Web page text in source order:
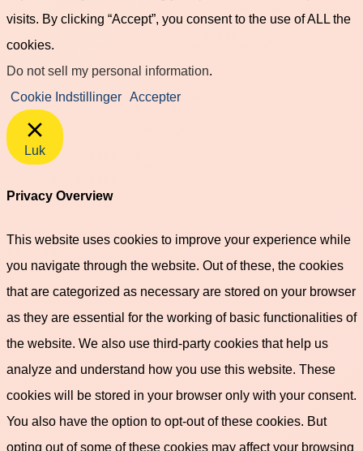
visits. By clicking “Accept”, you consent to the use of ALL the
cookies.
Do not sell my personal information.
Cookie Indstillinger Accepter
Luk
Privacy Overview
This website uses cookies to improve your experience while
you navigate through the website. Out of these, the cookies
that are categorized as necessary are stored on your browser
as they are essential for the working of basic functionalities of
the website. We also use third-party cookies that help us
analyze and understand how you use this website. These
cookies will be stored in your browser only with your consent.
You also have the option to opt-out of these cookies. But
opting out of some of these cookies may affect your browsing